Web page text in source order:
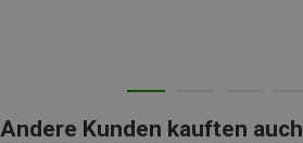
Andere Kunden kauften auch